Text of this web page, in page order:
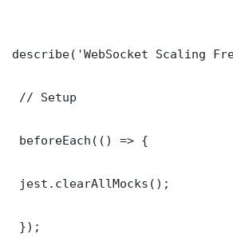
describe('WebSocket Scaling
// Setup
beforeEach(() => {
jest.clearAllMocks();
});